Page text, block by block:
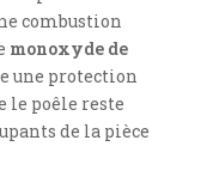
combustion
monoxyde de
une protection
poêle reste
de la pièce